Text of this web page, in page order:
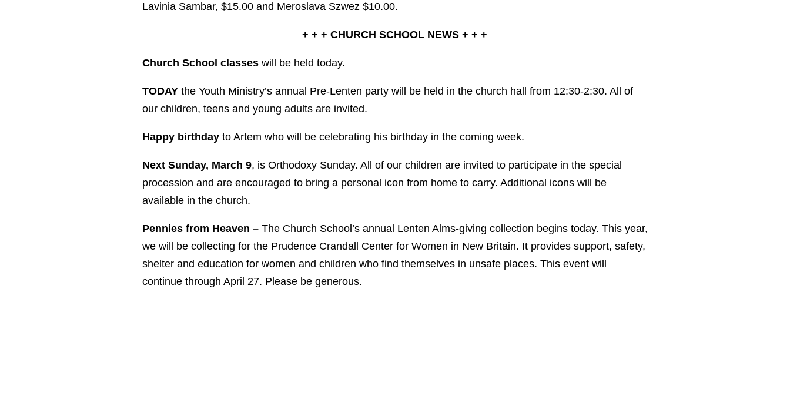
Lavinia Sambar, $15.00 and Meroslava Szwez $10.00.
+ + + CHURCH SCHOOL NEWS + + +
Church School classes will be held today.
TODAY the Youth Ministry’s annual Pre-Lenten party will be held in the church hall from 12:30-2:30. All of
our children, teens and young adults are invited.
Happy birthday to Artem who will be celebrating his birthday in the coming week.
Next Sunday, March 9, is Orthodoxy Sunday. All of our children are invited to participate in the special
procession and are encouraged to bring a personal icon from home to carry. Additional icons will be
available in the church.
Pennies from Heaven – The Church School’s annual Lenten Alms-giving collection begins today. This year,
we will be collecting for the Prudence Crandall Center for Women in New Britain. It provides support, safety,
shelter and education for women and children who find themselves in unsafe places. This event will
continue through April 27. Please be generous.